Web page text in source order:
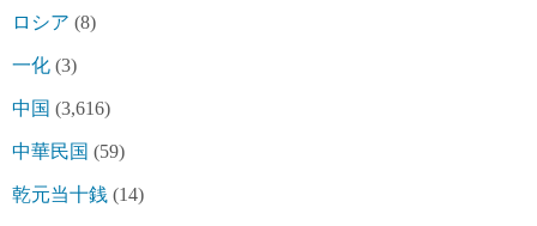
ロシア (8)
一化 (3)
中国 (3,616)
中華民国 (59)
乾元当十銭 (14)